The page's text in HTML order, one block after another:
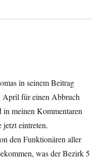
in seinem Beitrag
April für einen Abbruch
in meinen Kommentaren
jetzt eintreten.
den Funktionären aller
was der Bezirk 5